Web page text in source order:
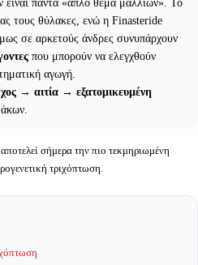
είναι πάντα «απλό θέμα μαλλιών». Το
τους θύλακες, ενώ η Finasteride
σε αρκετούς άνδρες συνυπάρχουν
που μπορούν να ελεγχθούν
αγωγή.
→ αιτία → εξατομικευμένη
αποτελεί σήμερα την πιο τεκμηριωμένη
τριχόπτωση.